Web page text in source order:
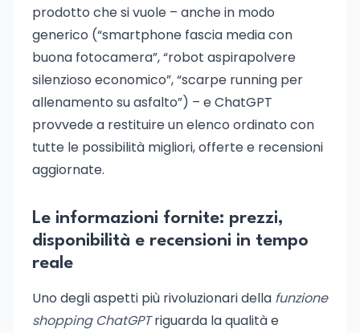
prodotto che si vuole – anche in modo
generico (“smartphone fascia media con
buona fotocamera”, “robot aspirapolvere
silenzioso economico”, “scarpe running per
allenamento su asfalto”) – e ChatGPT
provvede a restituire un elenco ordinato con
tutte le possibilità migliori, offerte e recensioni
aggiornate.
Le informazioni fornite: prezzi,
disponibilità e recensioni in tempo
reale
Uno degli aspetti più rivoluzionari della funzione
shopping ChatGPTriguarda la qualità e